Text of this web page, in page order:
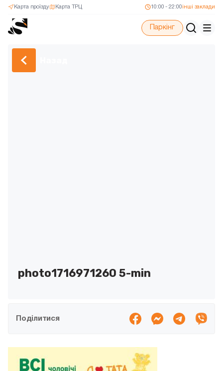
Карта ТРЦ
Карта проїзду 10:00 - 22:00 інші заклади
Паркінг
photo1716971260 5-min
Поділитися